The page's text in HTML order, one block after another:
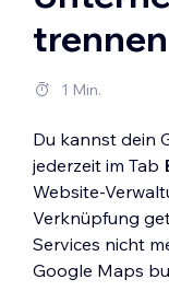
trennen
1 Min.
Du kannst dein
jederzeit im Tab
Website-
Verknüpfung
Services nicht
Google Maps